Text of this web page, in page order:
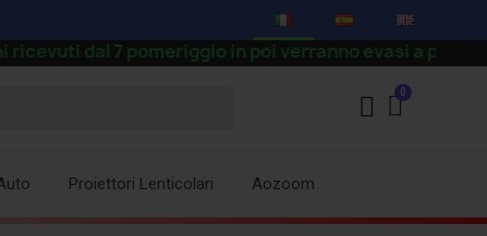
dal 7 pomeriggio in poi verranno evasi a partire dal 24
Proiettori Lenticolari Aozoom